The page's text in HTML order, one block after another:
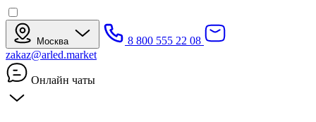
Москва
8 800 555 22 08
zakaz@arled.market
Онлайн чаты